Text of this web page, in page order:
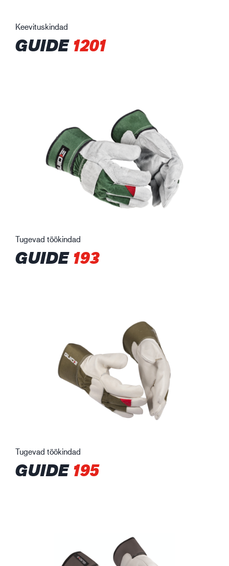
Keevituskindad
GUIDE1201
Tugevad töökindad
GUIDE193
Tugevad töökindad
GUIDE195